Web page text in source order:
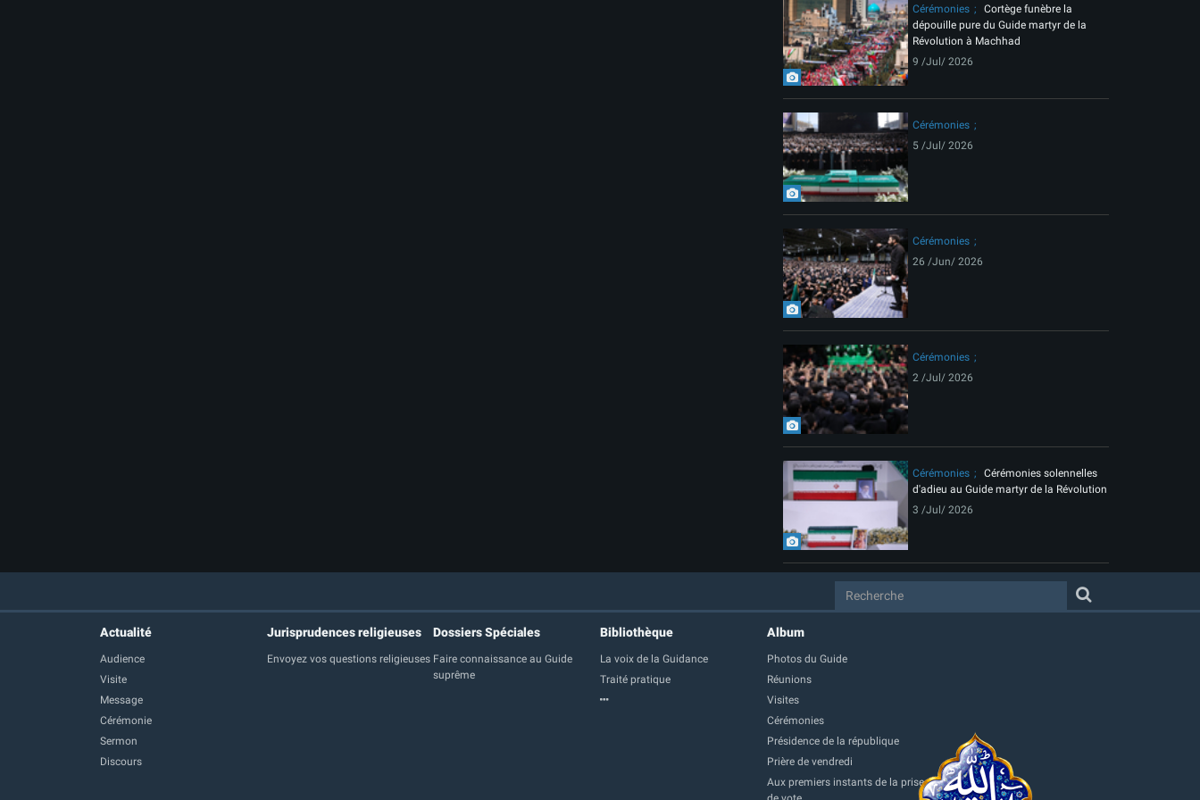
Cérémonies
Cortège funèbre la
dépouille pure du Guide martyr de la
Révolution à Machhad
9 /Jul/ 2026
Cérémonies
5 /Jul/ 2026
Cérémonies
26 /Jun/ 2026
Cérémonies
2 /Jul/ 2026
Cérémonies
Cérémonies solennelles
d'adieu au Guide martyr de la Révolution
3 /Jul/ 2026
Actualité
Audience
Visite
Message
Cérémonie
Sermon
Discours
Jurisprudences religieuses
Envoyez vos questions religieuses
Dossiers Spéciales
Faire connaissance au Guide
suprême
Bibliothèque
La voix de la Guidance
Traité pratique
Album
Photos du Guide
Réunions
Visites
Cérémonies
Présidence de la république
Prière de vendredi
Aux premiers instants de la prise